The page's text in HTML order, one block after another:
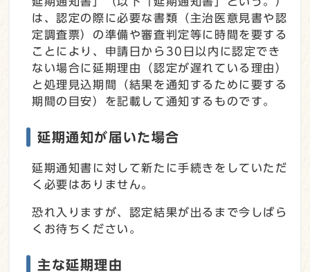
は、認定の際に必要な書類（主治医意見書や認
定調査票）の準備や審査判定等に時間を要する
ことにより、申請日から30日以内に認定でき
ない場合に延期理由（認定が遅れている理由）
と処理見込期間（結果を通知するために要する
期間の目安）を記載して通知するものです。
延期通知が届いた場合
延期通知書に対して新たに手続きをしていただ
く必要はありません。
恐れ入りますが、認定結果が出るまで今しばら
くお待ちください。
主な延期理由